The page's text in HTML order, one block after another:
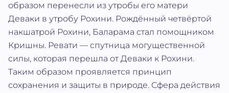
образом перенесли из утробы его матери
Деваки в утробу Рохини. Рождённый четвёртой
накшатрой Рохини, Баларама стал помощником
Кришны. Ревати — спутница могущественной
силы, которая перешла от Деваки к Рохини.
Таким образом проявляется принцип
сохранения и защиты в природе. Сфера действия